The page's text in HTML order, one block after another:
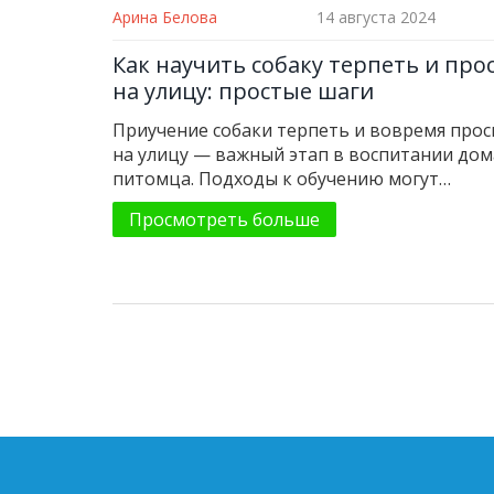
Арина Белова 14 августа 2024
Как научить собаку терпеть и
на улицу: простые шаги
Приучение собаки терпеть и вовремя
на улицу — важный этап в воспитании
питомца. Подходы к обучению могут
варьироваться в зависимости от возраста и
особенностей породы собаки. В этой статье
друга. Узнаете, как создать комфортные
Просмотреть больше